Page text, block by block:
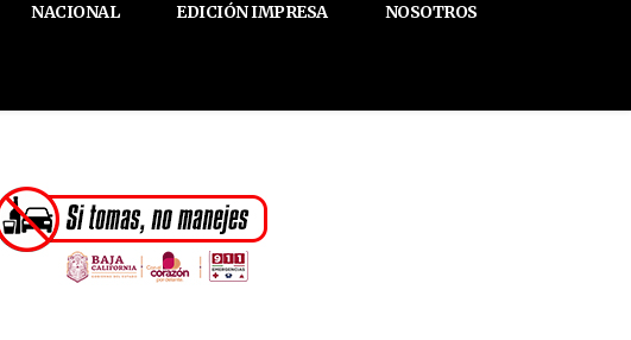
NACIONAL EDICIÓN IMPRESA NOSOTROS